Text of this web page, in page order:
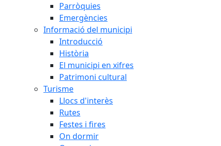
Parròquies
Emergències
Informació del municipi
Introducció
Història
El municipi en xifres
Patrimoni cultural
Turisme
Llocs d'interès
Rutes
Festes i fires
On dormir